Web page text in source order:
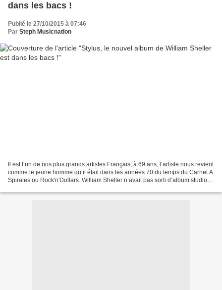
dans les bacs !
Publié le 27/10/2015 à 07:46
Par Steph Musicnation
Il est l’un de nos plus grands artistes Français, à 69 ans, l’artiste nous revient
comme le jeune homme qu’il était dans les années 70 du temps du Carnet A
Spirales ou Rock'n'Dollars. William Sheller n’avait pas sorti d’album studio